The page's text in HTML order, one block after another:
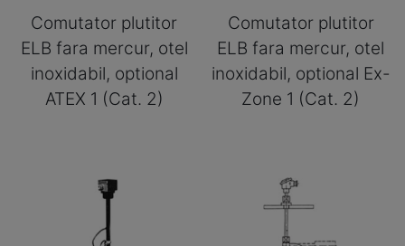
Comutator plutitor
ELB fara mercur, otel
inoxidabil, optional
ATEX 1 (Cat. 2)
Comutator plutitor
ELB fara mercur, otel
inoxidabil, optional Ex-
Zone 1 (Cat. 2)